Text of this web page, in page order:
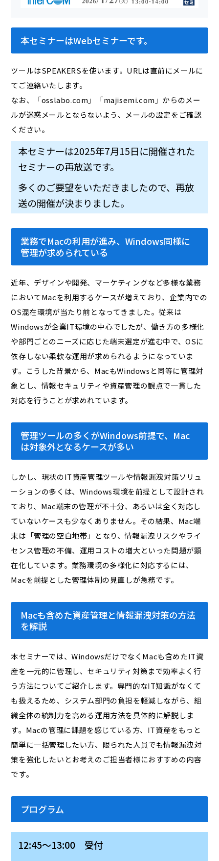
本セミナーはWebセミナーです。
ツールはSPEAKERSを使います。URLは直前にメールに
てご連絡いたします。
なお、「osslabo.com」「majisemi.com」からのメー
ルが迷惑メールとならないよう、メールの設定をご確認
ください。
本セミナーは2025年7月15日に開催された
セミナーの再放送です。
多くのご要望をいただきましたので、再放
送の開催が決まりました。
業務でMacの利用が進み、Windows同様に
管理が求められている
近年、デザインや開発、マーケティングなど多様な業務
においてMacを利用するケースが増えており、企業内での
OS混在環境が当たり前となってきました。従来は
Windowsが企業IT環境の中心でしたが、働き方の多様化
や部門ごとのニーズに応じた端末選定が進む中で、OSに
依存しない柔軟な運用が求められるようになっていま
す。こうした背景から、MacもWindowsと同等に管理対
象とし、情報セキュリティや資産管理の観点で一貫した
対応を行うことが求めれています。
管理ツールの多くがWindows前提で、Mac
は対象外となるケースが多い
しかし、現状のIT資産管理ツールや情報漏洩対策ソリュ
ーションの多くは、Windows環境を前提として設計され
ており、Mac端末の管理が不十分、あるいは全く対応し
ていないケースも少なくありません。その結果、Mac端
末は「管理の空白地帯」となり、情報漏洩リスクやライ
センス管理の不備、運用コストの増大といった問題が顕
在化しています。業務環境の多様化に対応するには、
Macを前提とした管理体制の見直しが急務です。
Macも含めた資産管理と情報漏洩対策の方法
を解説
本セミナーでは、WindowsだけでなくMacも含めたIT資
産を一元的に管理し、セキュリティ対策まで効率よく行
う方法についてご紹介します。専門的なIT知識がなくて
も扱えるため、システム部門の負担を軽減しながら、組
織全体の統制力を高める運用方法を具体的に解説しま
す。Macの管理に課題を感じている方、IT資産をもっと
簡単に一括管理したい方、限られた人員でも情報漏洩対
策を強化したいとお考えのご担当者様におすすめの内容
です。
プログラム
12:45～13:00 受付